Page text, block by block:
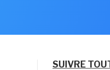
SUIVRE